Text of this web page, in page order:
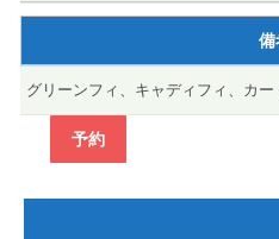
備
グリーンフィ、キャディフィ、カ
予約